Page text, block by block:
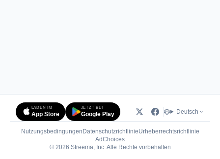
LADEN IM
App Store
JETZT BEI
Google Play Deutsch
Nutzungsbedingungen DatenschutzrichtlinieUrheberrechtsrichtlinie
AdChoices(öffnet in neuem Tab)
© 2026 Streema, Inc. Alle Rechte vorbehalten